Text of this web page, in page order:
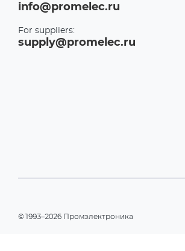
info@promelec.ru
For suppliers:
supply@promelec.ru
©1993–2026 Промэлектроника